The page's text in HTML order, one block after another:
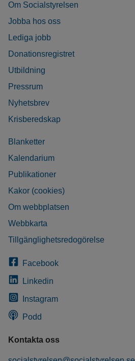
Om Socialstyrelsen
Jobba hos oss
Lediga jobb
Donationsregistret
Utbildning
Pressrum
Nyhetsbrev
Krisberedskap
Blanketter
Kalendarium
Publikationer
Kakor (cookies)
Om webbplatsen
Webbkarta
Tillgänglighetsredogörelse
Facebook
Linkedin
Instagram
Podd
Kontakta oss